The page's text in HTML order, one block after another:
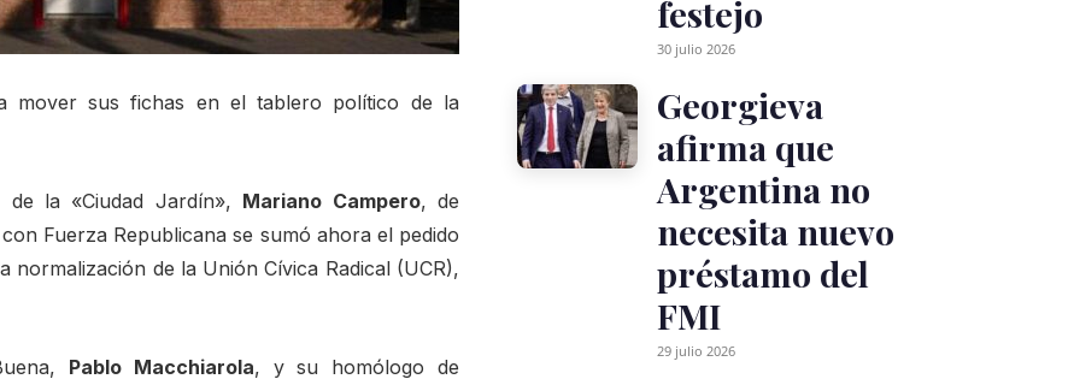
mover sus fichas en el tablero político de la
la «Ciudad Jardín», Mariano Campero, de
Fuerza Republicana se sumó ahora el pedido
normalización de la Unión Cívica Radical (UCR),
Pablo Macchiarola, y su homólogo de
festejo
30 julio 2026
Georgieva
afirma que
Argentina no
necesita nuevo
préstamo del
FMI
29 julio 2026